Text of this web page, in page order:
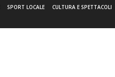
SPORT LOCALE CULTURA E SPETTACOLI